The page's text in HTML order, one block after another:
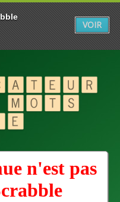
n'est pas
VOIR